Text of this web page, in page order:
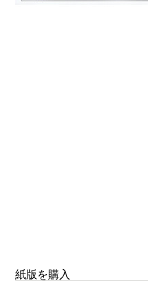
紙版を購入